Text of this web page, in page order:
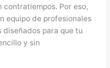
contratiempos. Por eso,
equipo de profesionales
para que tu
y sin